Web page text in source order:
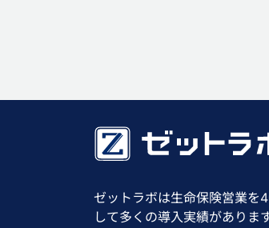
ゼットラボは生命保険営業を
して多くの導入実績がありま